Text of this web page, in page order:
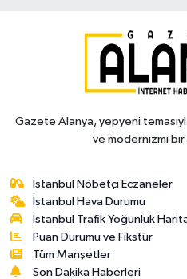
Gazete Alanya, yepyeni
ve modernizmi
İstanbul Nöbetçi Eczaneler
İstanbul Hava Durumu
İstanbul Trafik Yoğunluk
Puan Durumu ve Fikstür
Tüm Manşetler
Son Dakika Haberleri